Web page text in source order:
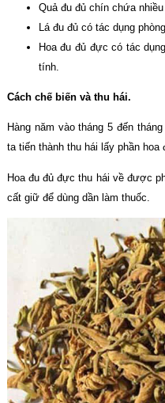
Quả đu đủ chín chứa
Lá đu đủ có tác dụng
Hoa đu đủ đực có tác
tính.
Cách chế biến và thu hái.
Hàng năm vào tháng 5 đến
ta tiến thành thu hái lấy phần hoa
Hoa đu đủ đực thu hái về được
cất giữ để dùng dần làm thuốc.